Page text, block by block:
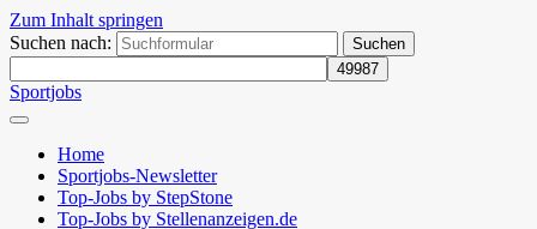
Zum Inhalt springen
Suchen nach:
Sportjobs
Home
Sportjobs-Newsletter
Top-Jobs by StepStone
Top-Jobs by Stellenanzeigen.de